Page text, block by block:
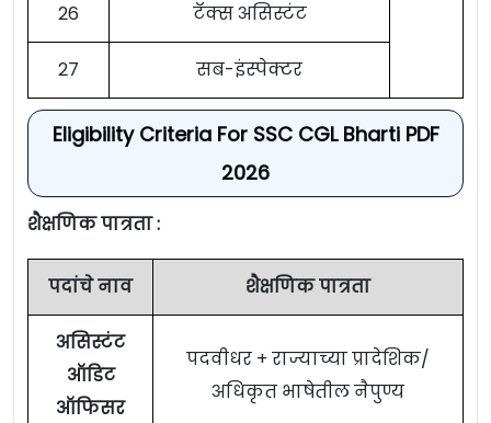
26 टॅक्स असिस्टंट
27 सब-इंस्पेक्टर
Eligibility Criteria For SSC CGL Bharti PDF
2026
शैक्षणिक पात्रता :
पदांचे नाव शैक्षणिक पात्रता
असिस्टंट
ऑडिट
ऑफिसर
पदवीधर + राज्याच्या प्रादेशिक/
अधिकृत भाषेतील नैपुण्य